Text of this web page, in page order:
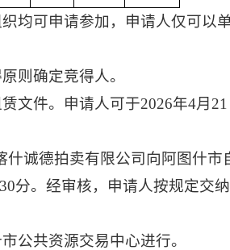
均可申请参加，申请人仅可以
则确定竞得人。
文件。申请人可于2026年4月 21
什诚德拍卖有限公司向 阿图什市
30分。经审核，申请人按规定交
市公共资源交易中心进行。